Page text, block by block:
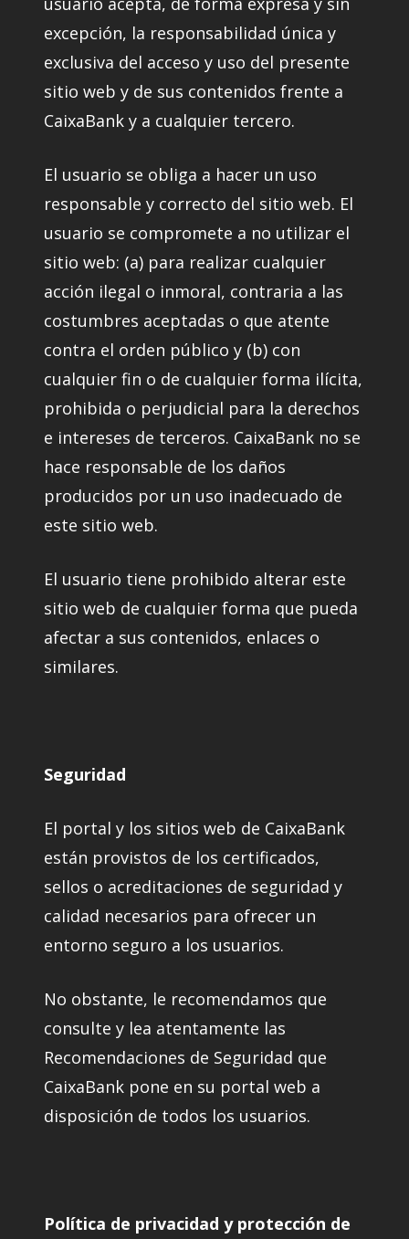
excepción, la responsabilidad única y
exclusiva del acceso y uso del presente
sitio web y de sus contenidos frente a
CaixaBank y a cualquier tercero.
El usuario se obliga a hacer un uso
responsable y correcto del sitio web. El
usuario se compromete a no utilizar el
sitio web: (a) para realizar cualquier
acción ilegal o inmoral, contraria a las
costumbres aceptadas o que atente
contra el orden público y (b) con
cualquier fin o de cualquier forma ilícita,
prohibida o perjudicial para la derechos
e intereses de terceros. CaixaBank no se
hace responsable de los daños
producidos por un uso inadecuado de
este sitio web.
El usuario tiene prohibido alterar este
sitio web de cualquier forma que pueda
afectar a sus contenidos, enlaces o
similares.
Seguridad
El portal y los sitios web de CaixaBank
están provistos de los certificados,
sellos o acreditaciones de seguridad y
calidad necesarios para ofrecer un
entorno seguro a los usuarios.
No obstante, le recomendamos que
consulte y lea atentamente las
Recomendaciones de Seguridad que
CaixaBank pone en su portal web a
disposición de todos los usuarios.
Política de privacidad y protección de